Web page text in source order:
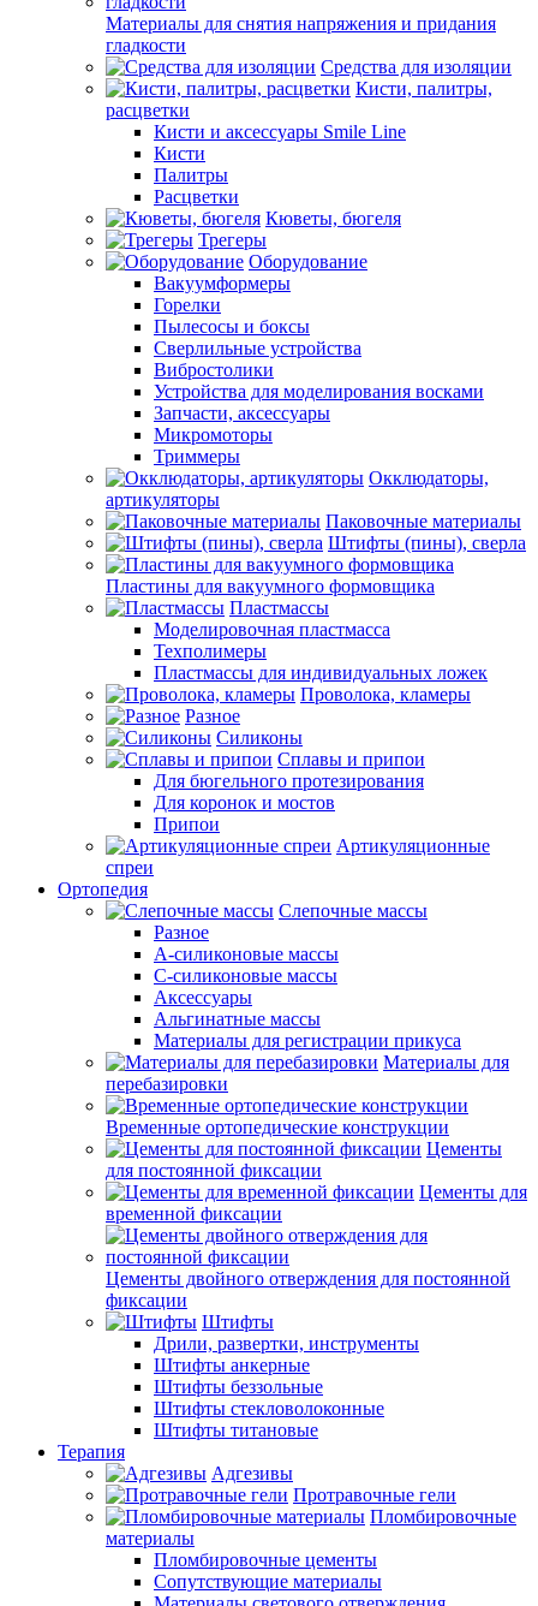
Материалы для снятия напряжения и придания
гладкости
Средства для изоляции
Кисти, палитры,
расцветки
Кисти и аксессуары Smile Line
Кисти
Палитры
Расцветки
Кюветы, бюгеля
Трегеры
Оборудование
Вакуумформеры
Горелки
Пылесосы и боксы
Сверлильные устройства
Вибростолики
Устройства для моделирования восками
Запчасти, аксессуары
Микромоторы
Триммеры
Окклюдаторы,
артикуляторы
Паковочные материалы
Штифты (пины), сверла
Пластины для вакуумного формовщика
Пластмассы
Моделировочная пластмасса
Техполимеры
Пластмассы для индивидуальных ложек
Проволока, кламеры
Разное
Силиконы
Сплавы и припои
Для бюгельного протезирования
Для коронок и мостов
Припои
Артикуляционные
спреи
Ортопедия
Слепочные массы
Разное
А-силиконовые массы
С-силиконовые массы
Аксессуары
Альгинатные массы
Материалы для регистрации прикуса
Материалы для
перебазировки
Временные ортопедические конструкции
Цементы
для постоянной фиксации
Цементы для
временной фиксации
Цементы двойного отверждения для постоянной
фиксации
Штифты
Дрили, развертки, инструменты
Штифты анкерные
Штифты беззольные
Штифты стекловолоконные
Штифты титановые
Терапия
Адгезивы
Протравочные гели
Пломбировочные
материалы
Пломбировочные цементы
Сопутствующие материалы